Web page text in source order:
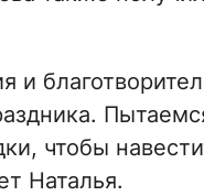
и
чтобы
Наталья.